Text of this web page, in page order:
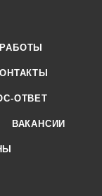
ОТВЕТ
ВАКАНСИИ